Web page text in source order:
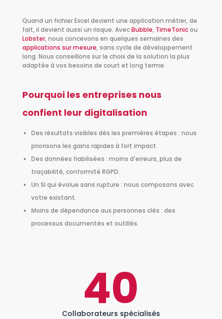
Quand un fichier Excel devient une application métier, de
fait, il devient aussi un risque. AvecBubble, TimeTonicou
Lobster, nous concevons en quelques semaines des
applications sur mesure, sans cycle de développement
long. Nous conseillons sur le choix de la solution la plus
adaptée à vos besoins de court et long terme.
Pourquoi les entreprises nous
confient leur digitalisation
Des résultats visibles dès les premières étapes : nous
priorisons les gains rapides à fort impact.
Des données fiabilisées : moins d'erreurs, plus de
traçabilité, conformité RGPD.
Un SI qui évolue sans rupture : nous composons avec
votre existant.
Moins de dépendance aux personnes clés : des
processus documentés et outillés.
40
Collaborateurs spécialisés